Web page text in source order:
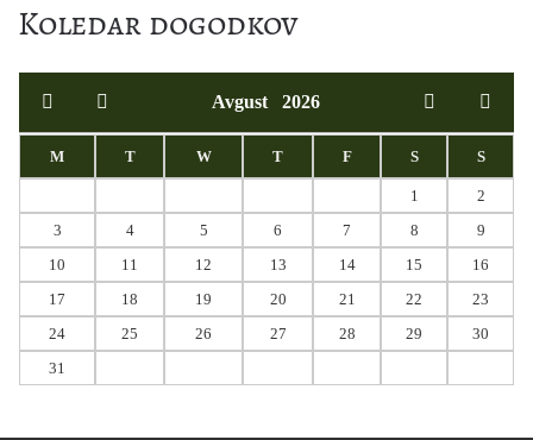
Koledar dogodkov
Avgust 2026
M T W T F S S
1
2
3
4 5 6 7 8
9
10
11 12 13 14 15
16
17
18 19 20 21 22
23
24
25 26 27 28 29
30
31